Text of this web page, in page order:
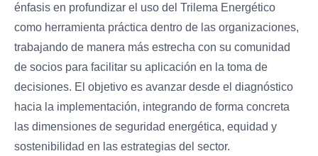
énfasis en profundizar el uso del Trilema Energético
como herramienta práctica dentro de las organizaciones,
trabajando de manera más estrecha con su comunidad
de socios para facilitar su aplicación en la toma de
decisiones. El objetivo es avanzar desde el diagnóstico
hacia la implementación, integrando de forma concreta
las dimensiones de seguridad energética, equidad y
sostenibilidad en las estrategias del sector.